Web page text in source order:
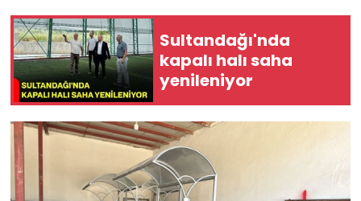
Sultandağı'nda
kapalı halı saha
yenileniyor